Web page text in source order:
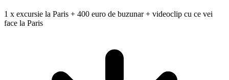
1 x excursie la Paris + 400 euro de buzunar + videoclip cu ce vei
face la Paris